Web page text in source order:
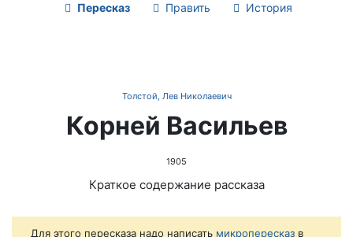
Пересказ Править История
Толстой, Лев Николаевич
Корней Васильев
1905
Краткое содержание рассказа
Для этого пересказа надо написать микропересказ в